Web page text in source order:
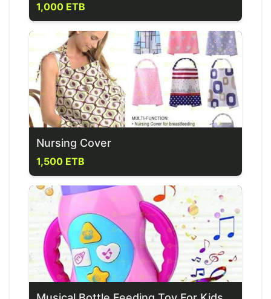
1,000 ETB
Nursing Cover
1,500 ETB